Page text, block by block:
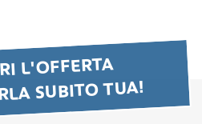
L'OFFERTA
SUBITO TUA!